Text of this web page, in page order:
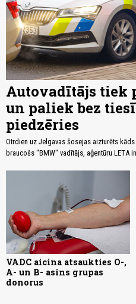
Autovadītājs tiek
un paliek bez
piedzēries
Otrdien uz Jelgavas šosejas aizturēts
braucošs "BMW" vadītājs, aģentūru LETA
VADC aicina atsaukties O-,
A- un B- asins grupas
donorus